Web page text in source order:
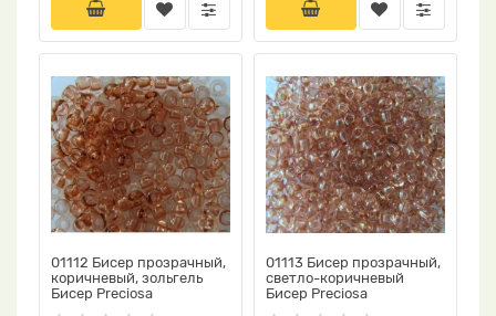
01112 Бисер прозрачный,
коричневый, зольгель
Бисер Preciosa
01113 Бисер прозрачный,
светло-коричневый
Бисер Preciosa